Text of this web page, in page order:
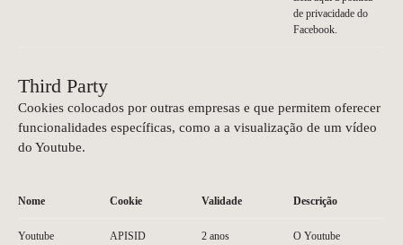
de privacidade do
Facebook.
Third Party
Cookies colocados por outras empresas e que permitem oferecer
funcionalidades específicas, como a a visualização de um vídeo
do Youtube.
Nome Cookie Validade Descrição
Youtube
APISID
2 anos
O Youtube